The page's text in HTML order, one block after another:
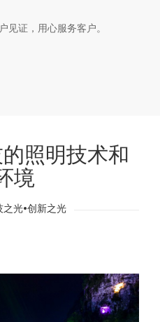
见证，用心服务客户。
照明技术和
境
之光•创新之光